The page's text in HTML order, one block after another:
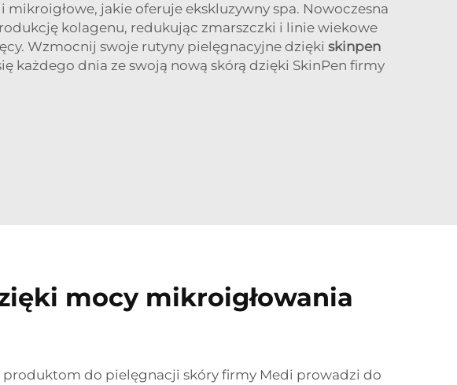
jakie oferuje ekskluzywny spa. Nowoczesna
kolagenu, redukując zmarszczki i linie wiekowe
Wzmocnij swoje rutyny pielęgnacyjne dzięki skinpen
każdego dnia ze swoją nową skórą dzięki SkinPen firmy
mocy mikroigłowania
do pielęgnacji skóry firmy Medi prowadzi do